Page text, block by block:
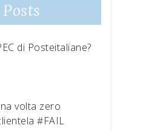
di Posteitaliane?
volta zero
#FAIL